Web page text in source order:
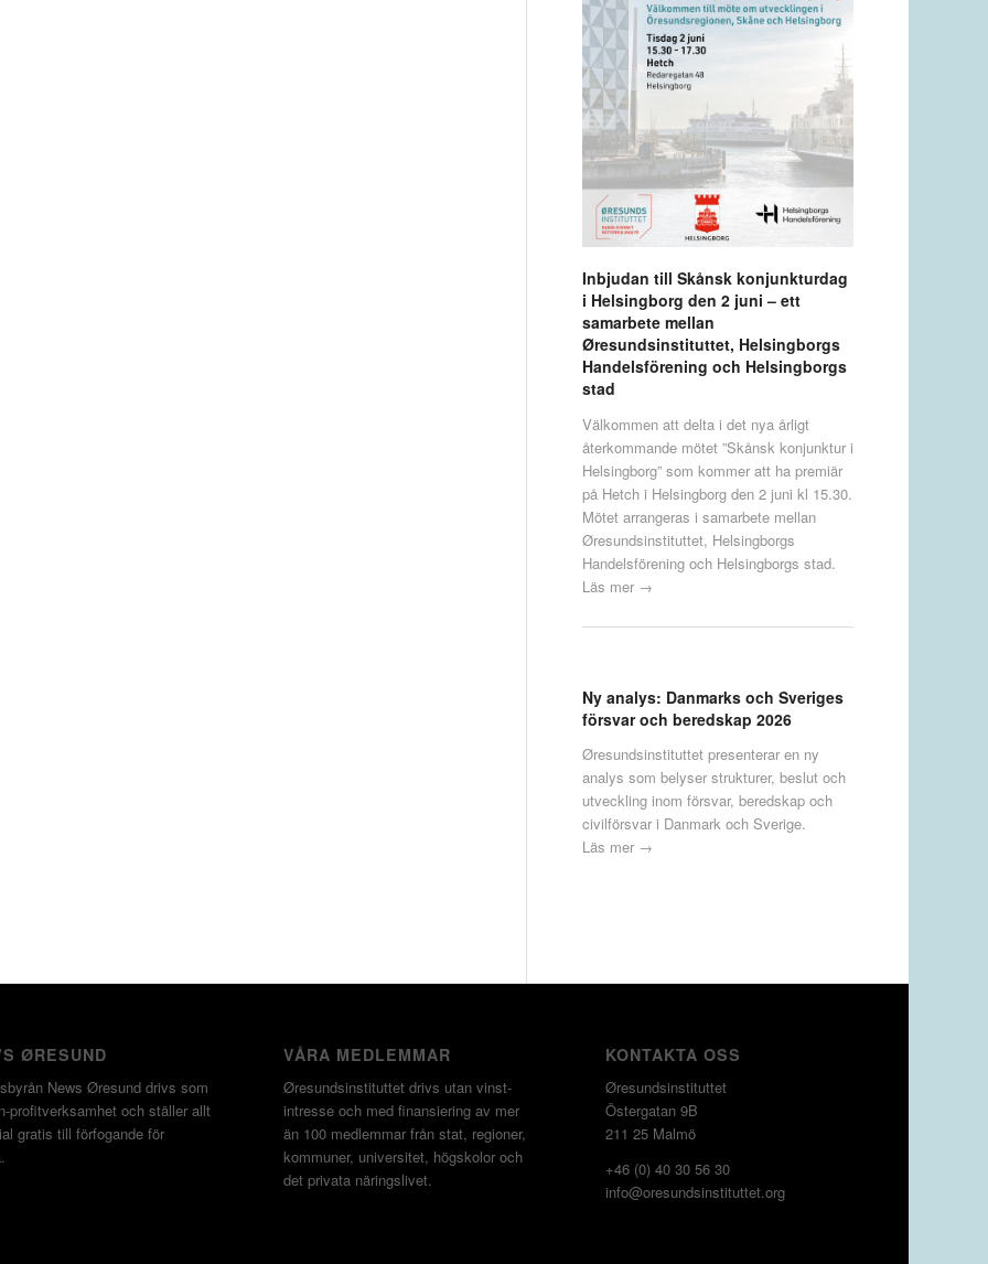
Inbjudan till Skånsk konjunkturdag
i Helsingborg den 2 juni – ett
samarbete mellan
Øresundsinstituttet, Helsingborgs
Handelsförening och Helsingborgs
stad
Välkommen att delta i det nya årligt
återkommande mötet ”Skånsk konjunktur i
Helsingborg” som kommer att ha premiär
på Hetch i Helsingborg den 2 juni kl 15.30.
Mötet arrangeras i samarbete mellan
Øresundsinstituttet, Helsingborgs
Handelsförening och Helsingborgs stad.
Läs mer →
Ny analys: Danmarks och Sveriges
försvar och beredskap 2026
Øresundsinstituttet presenterar en ny
analys som belyser strukturer, beslut och
utveckling inom försvar, beredskap och
civilförsvar i Danmark och Sverige.
Läs mer →
ØRESUND
News Øresund drivs som
profitverksamhet och ställer allt
gratis till förfogande för
VÅRA MEDLEMMAR
Øresundsinstituttet drivs utan vinst­
intresse och med finansiering av mer
än 100 medlemmar från stat, regioner,
kommuner, universitet, högskolor och
det privata näringslivet.
KONTAKTA OSS
Øresundsinstituttet
Östergatan 9B
211 25 Malmö
+46 (0) 40 30 56 30
info@oresundsinstituttet.org